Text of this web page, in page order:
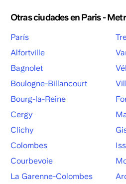
Otras ciudades en Paris -
París
Alfortville
Bagnolet
Boulogne-Billancourt
Bourg-la-Reine
Cergy
Clichy
Colombes
Courbevoie
La Garenne-Colombes